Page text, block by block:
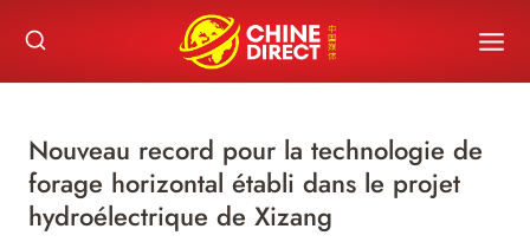
content
Nouveau record pour la technologie de
forage horizontal établi dans le projet
hydroélectrique de Xizang